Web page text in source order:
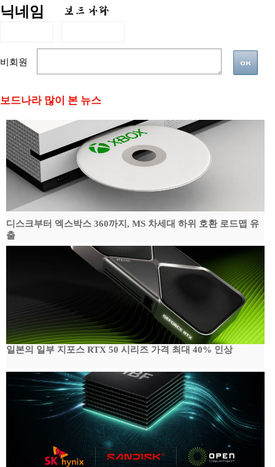
닉네임
비회원
보드나라 많이 본 뉴스
디스크부터 엑스박스 360까지, MS 차세대 하위 호환 로드맵 유
출
일본의 일부 지포스 RTX 50 시리즈 가격 최대 40% 인상